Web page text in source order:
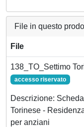
File in questo
File
138_TO_Settimo
accesso riservato
Descrizione:
Torinese -
per anziani